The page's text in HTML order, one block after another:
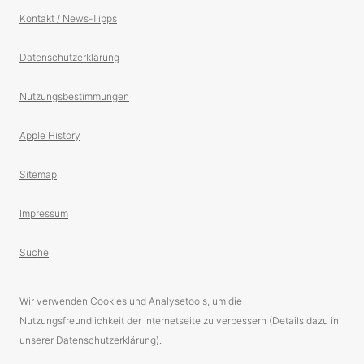
Kontakt / News-Tipps
Datenschutzerklärung
Nutzungsbestimmungen
Apple History
Sitemap
Impressum
Suche
Wir verwenden Cookies und Analysetools, um die
Nutzungsfreundlichkeit der Internetseite zu verbessern (Details dazu in
unserer Datenschutzerklärung).